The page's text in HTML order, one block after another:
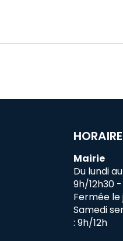
Mairie
Du lundi
9h/12h30
Fermée
Samedi
: 9h/12h